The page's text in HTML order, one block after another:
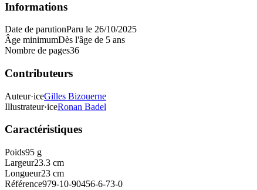
Informations
Date de parutionParu le 26/10/2025
Âge minimumDès l'âge de 5 ans
Nombre de pages36
Contributeurs
Auteur·iceGilles Bizouerne
Illustrateur·iceRonan Badel
Caractéristiques
Poids95 g
Largeur23.3 cm
Longueur23 cm
Référence979-10-90456-6-73-0